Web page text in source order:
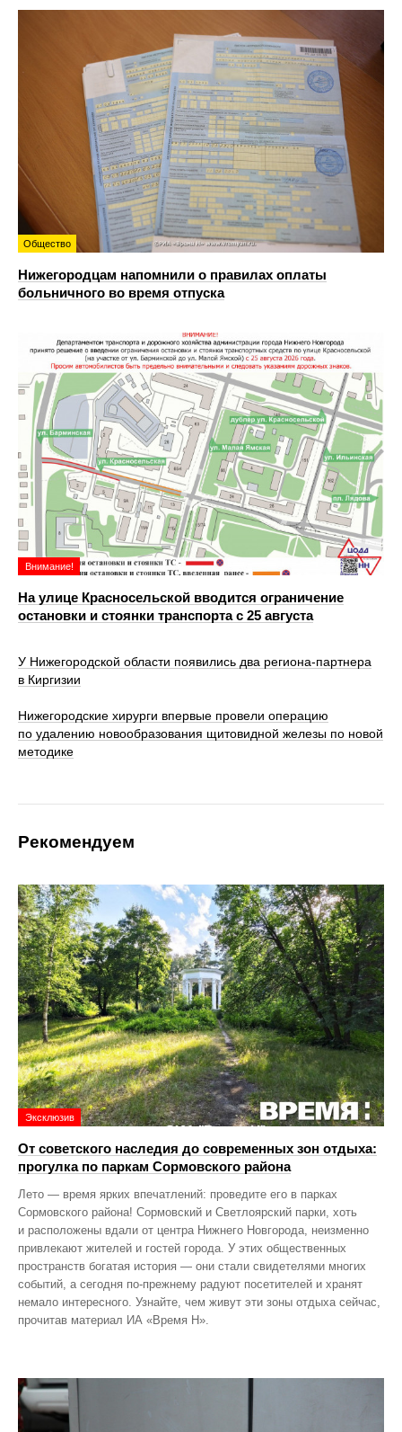
Общество
Нижегородцам напомнили о правилах оплаты
больничного во время отпуска
Внимание!
На улице Красносельской вводится ограничение
остановки и стоянки транспорта с 25 августа
У Нижегородской области появились два региона-партнера
в Киргизии
Нижегородские хирурги впервые провели операцию
по удалению новообразования щитовидной железы по новой
методике
Рекомендуем
Эксклюзив
От советского наследия до современных зон отдыха:
прогулка по паркам Сормовского района
Лето — время ярких впечатлений: проведите его в парках
Сормовского района! Сормовский и Светлоярский парки, хоть
и расположены вдали от центра Нижнего Новгорода, неизменно
привлекают жителей и гостей города. У этих общественных
пространств богатая история — они стали свидетелями многих
событий, а сегодня по‑прежнему радуют посетителей и хранят
немало интересного. Узнайте, чем живут эти зоны отдыха сейчас,
прочитав материал ИА «Время Н».